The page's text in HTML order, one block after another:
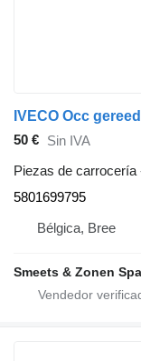
50 € Sin IVA
Piezas de carrocería
5801699795
Bélgica, Bree
Smeets & Zonen